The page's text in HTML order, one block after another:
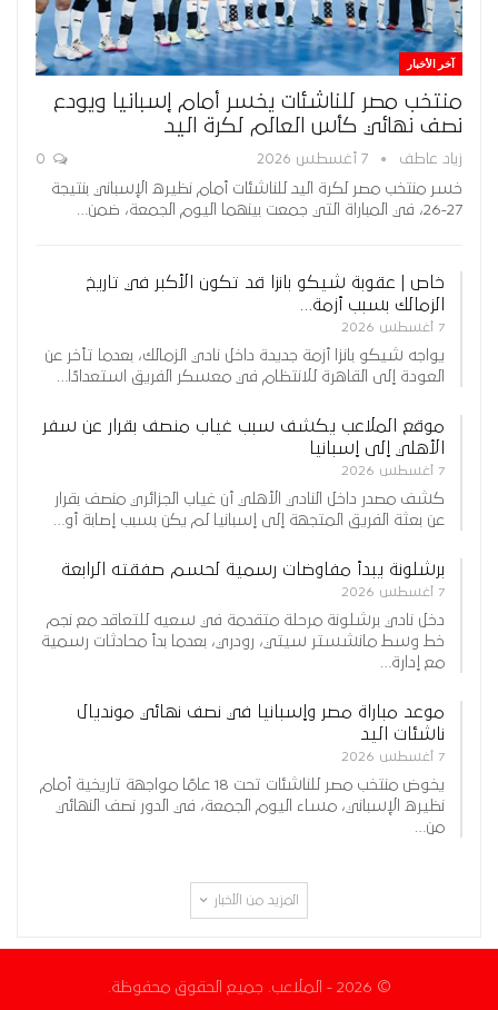
آخر الأخبار
منتخب مصر للناشئات يخسر أمام إسبانيا ويودع
نصف نهائي كأس العالم لكرة اليد
زياد عاطف 7 أغسطس 2026
خسر منتخب مصر لكرة اليد للناشئات أمام نظيره الإسباني بنتيجة
27-26، في المباراة التي جمعت بينهما اليوم الجمعة، ضمن…
خاص | عقوبة شيكو بانزا قد تكون الأكبر في تاريخ
الزمالك بسبب أزمة…
7 أغسطس 2026
يواجه شيكو بانزا أزمة جديدة داخل نادي الزمالك، بعدما تأخر عن
العودة إلى القاهرة للانتظام في معسكر الفريق استعدادًا…
موقع الملاعب يكشف سبب غياب منصف بقرار عن سفر
الأهلي إلى إسبانيا
7 أغسطس 2026
كشف مصدر داخل النادي الأهلي أن غياب الجزائري منصف بقرار
عن بعثة الفريق المتجهة إلى إسبانيا لم يكن بسبب إصابة أو…
برشلونة يبدأ مفاوضات رسمية لحسم صفقته الرابعة
7 أغسطس 2026
دخل نادي برشلونة مرحلة متقدمة في سعيه للتعاقد مع نجم
خط وسط مانشستر سيتي، رودري، بعدما بدأ محادثات رسمية
مع إدارة…
موعد مباراة مصر وإسبانيا في نصف نهائي مونديال
ناشئات اليد
7 أغسطس 2026
يخوض منتخب مصر للناشئات تحت 18 عامًا مواجهة تاريخية أمام
نظيره الإسباني، مساء اليوم الجمعة، في الدور نصف النهائي
من…
المزيد من الأخبار
© 2026 - الملاعب. جميع الحقوق محفوظة.